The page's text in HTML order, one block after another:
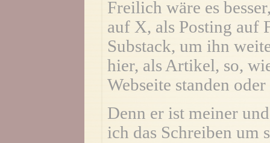
Freilich wäre es
auf X, als Posting auf
Substack, um ihn
hier, als Artikel, so,
Webseite standen
Denn er ist meiner
ich das Schreiben um